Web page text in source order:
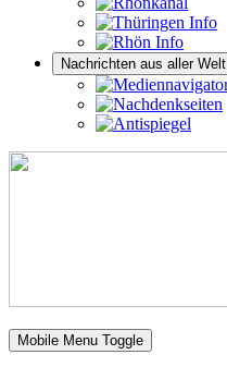
Nachrichten aus aller Welt
Mobile Menu Toggle